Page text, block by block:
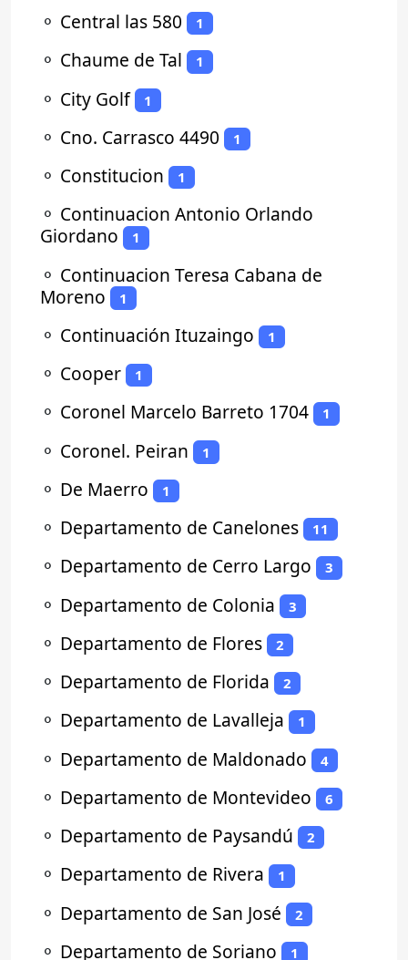
⚬ Central las 580 1
⚬ Chaume de Tal 1
⚬ City Golf 1
⚬ Cno. Carrasco 4490 1
⚬ Constitucion 1
⚬ Continuacion Antonio Orlando
Giordano
1
⚬ Continuacion Teresa Cabana de
Moreno
1
⚬ Continuación Ituzaingo 1
⚬ Cooper 1
⚬ Coronel Marcelo Barreto 1704 1
⚬ Coronel. Peiran 1
⚬ De Maerro 1
⚬ Departamento de Canelones 11
⚬ Departamento de Cerro Largo 3
⚬ Departamento de Colonia 3
⚬ Departamento de Flores 2
⚬ Departamento de Florida 2
⚬ Departamento de Lavalleja 1
⚬ Departamento de Maldonado 4
⚬ Departamento de Montevideo 6
⚬ Departamento de Paysandú 2
⚬ Departamento de Rivera 1
⚬ Departamento de San José 2
⚬ Departamento de Soriano 1